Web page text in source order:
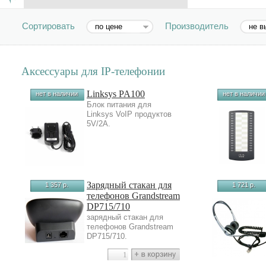
Сортировать по цене Производитель не
Аксессуары для IP-телефонии
нет в наличии Linksys PA100
Блок питания для
Linksys VoIP продуктов
5V/2A.
нет в наличии
1 357 р.
Зарядный стакан для
телефонов Grandstream
DP715/710
зарядный стакан для
телефонов Grandstream
DP715/710.
1 721 р.